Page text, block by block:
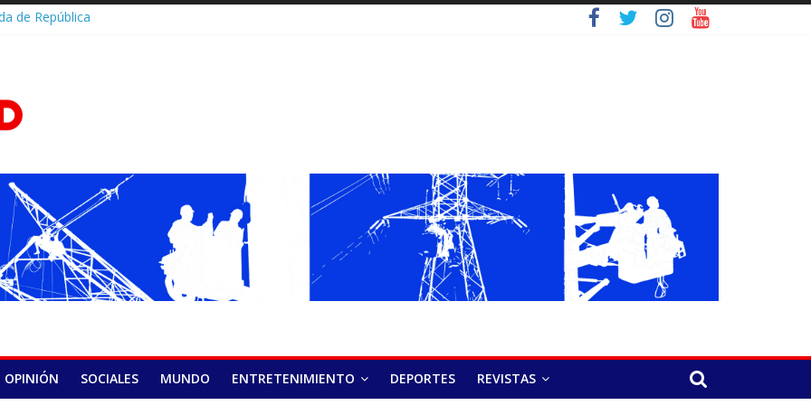
de República
queda entre
en la
en Panamá
abre su 15.ª
éxito en el
o se salta
cuándo puede
hepatitis virales
OPINIÓN SOCIALES MUNDO ENTRETENIMIENTO DEPORTES REVISTAS